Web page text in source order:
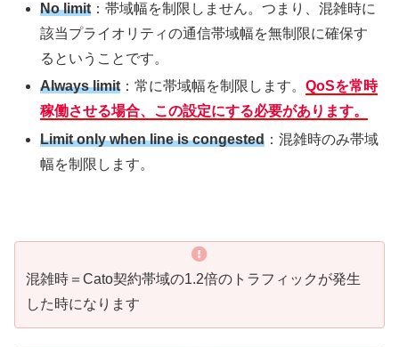
No limit ：帯域幅を制限しません。つまり、混雑時に
該当プライオリティの通信帯域幅を無制限に確保す
るということです。
Always limit ：常に帯域幅を制限します。QoSを常時
稼働させる場合、この設定にする必要があります。
Limit only when line is congested ：混雑時のみ帯域
幅を制限します。
混雑時＝Cato契約帯域の1.2倍のトラフィックが発生
した時になります